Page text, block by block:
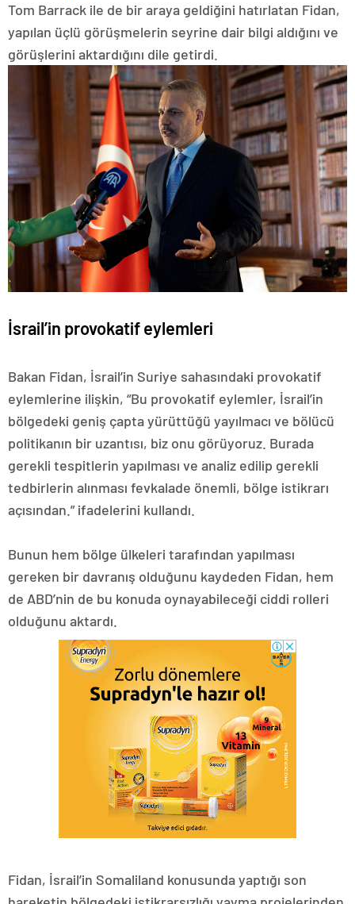
Tom Barrack ile de bir araya geldiğini hatırlatan Fidan,
yapılan üçlü görüşmelerin seyrine dair bilgi aldığını ve
görüşlerini aktardığını dile getirdi.
İsrail’in provokatif eylemleri
Bakan Fidan, İsrail’in Suriye sahasındaki provokatif
eylemlerine ilişkin, “Bu provokatif eylemler, İsrail’in
bölgedeki geniş çapta yürüttüğü yayılmacı ve bölücü
politikanın bir uzantısı, biz onu görüyoruz. Burada
gerekli tespitlerin yapılması ve analiz edilip gerekli
tedbirlerin alınması fevkalade önemli, bölge istikrarı
açısından.” ifadelerini kullandı.
Bunun hem bölge ülkeleri tarafından yapılması
gereken bir davranış olduğunu kaydeden Fidan, hem
de ABD’nin de bu konuda oynayabileceği ciddi rolleri
olduğunu aktardı.
Fidan, İsrail’in Somaliland konusunda yaptığı son